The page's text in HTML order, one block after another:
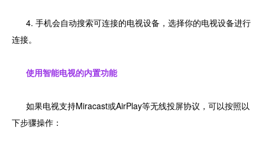
4. 手机会自动搜索可连接的电视设备，选择你的电视设备进行
连接。
使用智能电视的内置功能
如果电视支持Miracast或AirPlay等无线投屏协议，可以按照以
下步骤操作：